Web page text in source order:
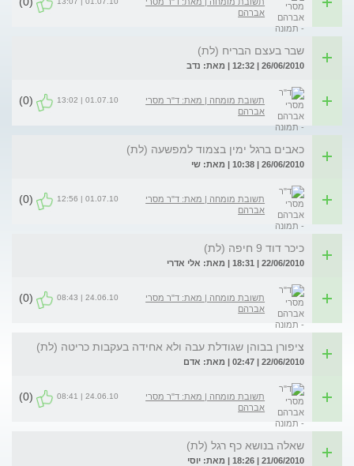
אברהם
שבר בעצם הבריח (לת)
26/06/2010 | 12:32 | מאת: נדב
תשובת מומחה | מאת: ד"ר מסרי
אברהם
01.07.10 | 13:02
(0)
כאבים ברגל ימין בצמוד למפשעה (לת)
26/06/2010 | 10:38 | מאת: שי
תשובת מומחה | מאת: ד"ר מסרי
אברהם
01.07.10 | 12:56
(0)
כיכר דוד 9 חיפה (לת)
22/06/2010 | 18:31 | מאת: אלי אדרי
תשובת מומחה | מאת: ד"ר מסרי
אברהם
24.06.10 | 08:43
(0)
ציפורן בבוהן שגודלת עבה ולא אחידה בעקבות כריטה (לת)
22/06/2010 | 02:47 | מאת: אדם
תשובת מומחה | מאת: ד"ר מסרי
אברהם
24.06.10 | 08:41
(0)
שאלה בנושא כף רגל (לת)
21/06/2010 | 18:26 | מאת: יוסי